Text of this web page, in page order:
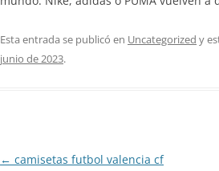
Esta entrada se publicó en Uncategorized y
junio de 2023.
Navegación
← camisetas futbol valencia cf